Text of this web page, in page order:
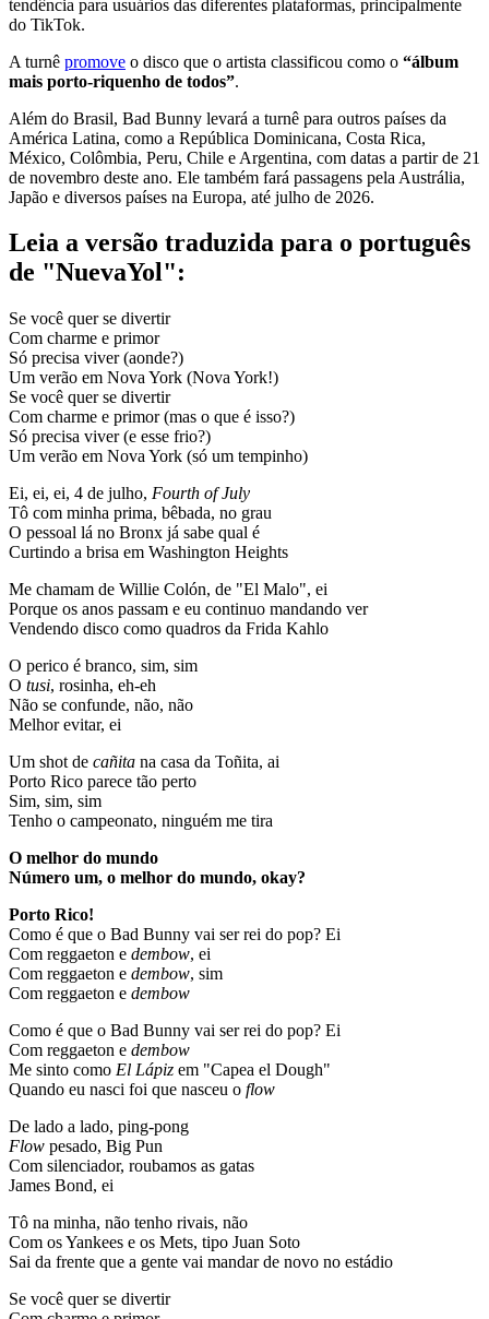
tendência para usuários das diferentes plataformas, principalmente
do TikTok.
A turnê promove o disco que o artista classificou como o “álbum
mais porto-riquenho de todos”.
Além do Brasil, Bad Bunny levará a turnê para outros países da
América Latina, como a República Dominicana, Costa Rica,
México, Colômbia, Peru, Chile e Argentina, com datas a partir de 21
de novembro deste ano. Ele também fará passagens pela Austrália,
Japão e diversos países na Europa, até julho de 2026.
Leia a versão traduzida para o português
de "NuevaYol":
Se você quer se divertir
Com charme e primor
Só precisa viver (aonde?)
Um verão em Nova York (Nova York!)
Se você quer se divertir
Com charme e primor (mas o que é isso?)
Só precisa viver (e esse frio?)
Um verão em Nova York (só um tempinho)
Ei, ei, ei, 4 de julho, Fourth of July
Tô com minha prima, bêbada, no grau
O pessoal lá no Bronx já sabe qual é
Curtindo a brisa em Washington Heights
Me chamam de Willie Colón, de "El Malo", ei
Porque os anos passam e eu continuo mandando ver
Vendendo disco como quadros da Frida Kahlo
O perico é branco, sim, sim
O tusi, rosinha, eh-eh
Não se confunde, não, não
Melhor evitar, ei
Um shot de cañita na casa da Toñita, ai
Porto Rico parece tão perto
Sim, sim, sim
Tenho o campeonato, ninguém me tira
O melhor do mundo
Número um, o melhor do mundo, okay?
Porto Rico!
Como é que o Bad Bunny vai ser rei do pop? Ei
Com reggaeton e dembow, ei
Com reggaeton e dembow, sim
Com reggaeton e dembow
Como é que o Bad Bunny vai ser rei do pop? Ei
Com reggaeton e dembow
Me sinto como El Lápiz em "Capea el Dough"
Quando eu nasci foi que nasceu o flow
De lado a lado, ping-pong
Flow pesado, Big Pun
Com silenciador, roubamos as gatas
James Bond, ei
Tô na minha, não tenho rivais, não
Com os Yankees e os Mets, tipo Juan Soto
Sai da frente que a gente vai mandar de novo no estádio
Se você quer se divertir